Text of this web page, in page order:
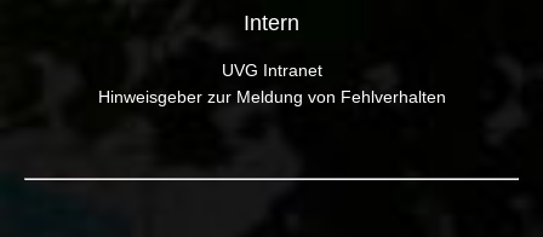
Intern
UVG Intranet
Hinweisgeber zur Meldung von Fehlverhalten